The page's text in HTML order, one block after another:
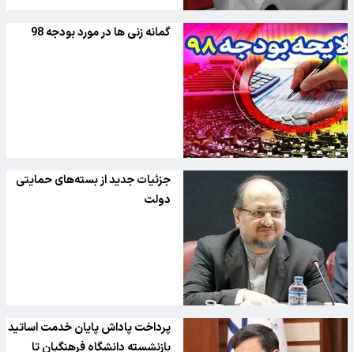
گمانه زنی ها در مورد بودجه 98
جزئیات جدید از بسته‌های حمایتی
دولت
پرداخت پاداش پایان خدمت اساتید
بازنشسته دانشگاه فرهنگیان تا